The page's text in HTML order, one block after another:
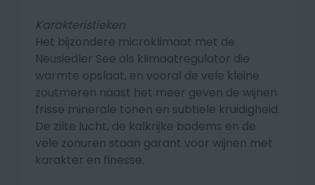
Karakteristieken
Het bijzondere microklimaat met de
Neusiedler See als klimaatregulator die
warmte opslaat, en vooral de vele kleine
zoutmeren naast het meer geven de wijnen
frisse minerale tonen en subtiele kruidigheid.
De zilte lucht, de kalkrijke bodems en de
vele zonuren staan garant voor wijnen met
karakter en finesse.